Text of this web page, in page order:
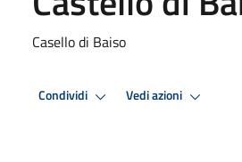
Casello di Baiso
Condividi Vedi azioni